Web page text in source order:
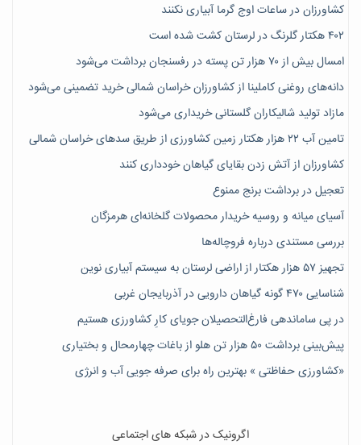
کشاورزان در ساعات اوج گرما آبیاری نکنند
۴۰۲ هکتار گلرنگ در لرستان کشت شده است
امسال بیش از ۷۰ هزار تن پسته در رفسنجان برداشت می‌شود
دانه‌های روغنی کاملینا از کشاورزان خراسان شمالی خرید تضمینی می‌شود
مازاد تولید شالیکاران گلستانی خریداری می‌شود
تامین آب ۲۲ هزار هکتار زمین کشاورزی از طریق سدهای خراسان شمالی
کشاورزان از آتش زدن بقایای گیاهان خودداری کنند
تعجیل در برداشت برنج ممنوع
آسیای میانه و روسیه خریدار محصولات گلخانه‌ای هرمزگان
بررسی مستندی درباره فروچاله‌ها
تجهیز ۵۷ هزار هکتار از اراضی لرستان به سیستم آبیاری نوین
شناسایی ۴۷٠ گونه گیاهان دارویی در آذربایجان غربی
در پی ساماندهی فارغ‌التحصیلان جویای کارِ کشاورزی هستیم
پیش‎‌بینی برداشت ۵۰ هزار تن هلو از باغات چهارمحال و بختیاری
«کشاورزی حفاظتی » بهترین راه برای صرفه جویی آب و انرژی
اگرونیک در شبکه های اجتماعی